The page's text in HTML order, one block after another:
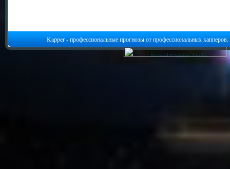
Kapper - профессиональные прогнозы от профессиональных